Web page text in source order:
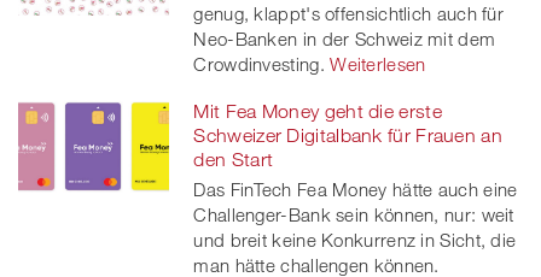
genug, klappt's offensichtlich auch für
Neo-Banken in der Schweiz mit dem
Crowdinvesting. Weiterlesen
Mit Fea Money geht die erste
Schweizer Digitalbank für Frauen an
den Start
Das FinTech Fea Money hätte auch eine
Challenger-Bank sein können, nur: weit
und breit keine Konkurrenz in Sicht, die
man hätte challengen können.